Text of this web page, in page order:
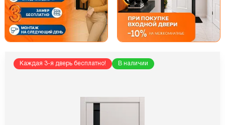
Каждая 3-я дверь бесплатно! В наличии